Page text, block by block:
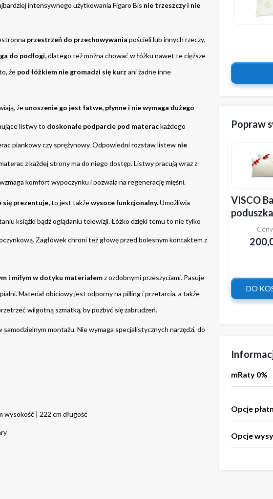
intensywnego użytkowania Figaro Bis nie trzeszczy i nie
przestrzeń do przechowywania pościeli lub innych rzeczy,
do podłogi, dlatego też można chować w łóżku nawet te cięższe
że pod łóżkiem nie gromadzi się kurz ani żadne inne
że unoszenie go jest łatwe, płynne i nie wymaga dużego
listwy to doskonałe podparcie pod materac każdego
piankowy czy sprężynowy. Odpowiedni rozstaw listew nie
z każdej strony ma do niego dostęp. Listwy pracują wraz z
komfort wypoczynku i pozwala na regenerację mięśni.
się prezentuje, to jest także wysoce funkcjonalny. Umożliwia
książki bądź oglądaniu telewizji. Łóżko dzięki temu to nie tylko
Zagłówek chroni też głowę przed bolesnym kontaktem z
i miłym w dotyku materiałem z ozdobnymi przeszyciami. Pasuje
wilgotną szmatką, by pozbyć się zabrudzeń.
montażu. Nie wymaga specjalistycznych narzędzi, do
wysokość | 222 cm długość
mRaty 0%
Opcje
Opcje
Popraw
VISCO
spania z
DO